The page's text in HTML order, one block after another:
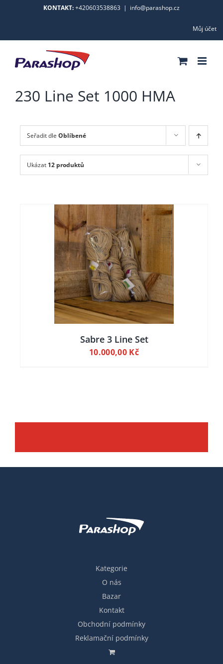
KONTAKT:+420603538863 | info@parashop.cz
Můj účet
230 Line Set 1000 HMA
Seřadit dle Oblíbené
Ukázat 12 produktů
Sabre 3 Line Set
10.000,00 Kč
Kategorie
O nás
Bazar
Kontakt
Obchodní podmínky
Reklamační podmínky